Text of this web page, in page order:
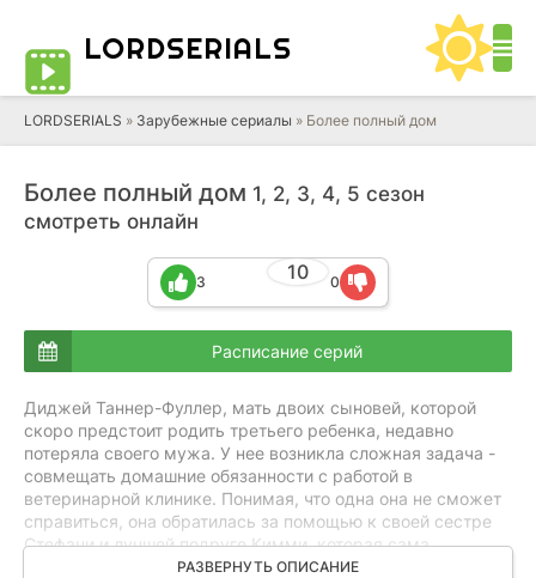
LORDSERIALS
LORDSERIALS » Зарубежные сериалы » Более полный дом
Более полный дом 1, 2, 3, 4, 5 сезон
смотреть онлайн
10
3 0
Расписание серий
Диджей Таннер-Фуллер, мать двоих сыновей, которой
скоро предстоит родить третьего ребенка, недавно
потеряла своего мужа. У нее возникла сложная задача -
совмещать домашние обязанности с работой в
ветеринарной клинике. Понимая, что одна она не сможет
справиться, она обратилась за помощью к своей сестре
Стефани и лучшей подруге Кимми, которая сама
воспитывает дочь-подростка. Девушки приняли решение
РАЗВЕРНУТЬ ОПИСАНИЕ